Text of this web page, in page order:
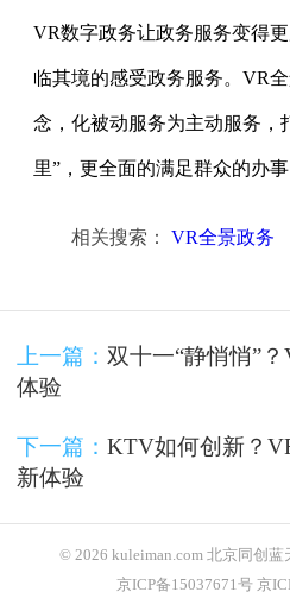
VR数字政务让政务服务变得
临其境的感受政务服务。VR
念，化被动服务为主动服务，
里”，更全面的满足群众的办事
相关搜索： VR全景政务
上一篇： 双十一“静悄悄”
体验
下一篇： KTV如何创新？
新体验
© 2026 kuleiman.com 北京同创
京ICP备15037671号 京